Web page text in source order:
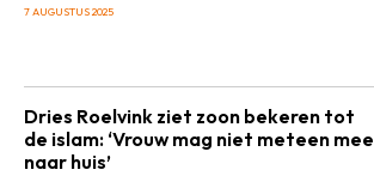
7 AUGUSTUS 2025
Dries Roelvink ziet zoon bekeren tot
de islam: ‘Vrouw mag niet meteen mee
naar huis’